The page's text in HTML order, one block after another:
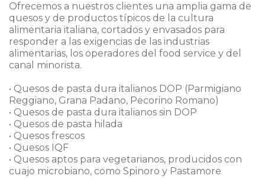
Ofrecemos a nuestros clientes una amplia gama de
quesos y de productos típicos de la cultura
alimentaria italiana, cortados y envasados para
responder a las exigencias de las industrias
alimentarias, los operadores del food service y del
canal minorista.
• Quesos de pasta dura italianos DOP (Parmigiano
Reggiano, Grana Padano, Pecorino Romano)
• Quesos de pasta dura italianos sin DOP
• Quesos de pasta hilada
• Quesos frescos
• Quesos IQF
• Quesos aptos para vegetarianos, producidos con
cuajo microbiano, como Spinoro y Pastamore